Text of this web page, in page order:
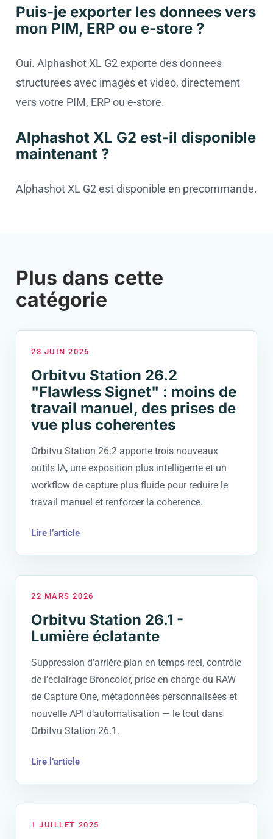
Puis-je exporter les donnees vers
mon PIM, ERP ou e-store ?
Oui. Alphashot XL G2 exporte des donnees
structurees avec images et video, directement
vers votre PIM, ERP ou e-store.
Alphashot XL G2 est-il disponible
maintenant ?
Alphashot XL G2 est disponible en precommande.
Plus dans cette
catégorie
23 JUIN 2026
Orbitvu Station 26.2
"Flawless Signet" : moins de
travail manuel, des prises de
vue plus coherentes
Orbitvu Station 26.2 apporte trois nouveaux
outils IA, une exposition plus intelligente et un
workflow de capture plus fluide pour reduire le
travail manuel et renforcer la coherence.
Lire l’article
22 MARS 2026
Orbitvu Station 26.1 -
Lumière éclatante
Suppression d’arrière-plan en temps réel, contrôle
de l’éclairage Broncolor, prise en charge du RAW
de Capture One, métadonnées personnalisées et
nouvelle API d’automatisation — le tout dans
Orbitvu Station 26.1.
Lire l’article
1 JUILLET 2025